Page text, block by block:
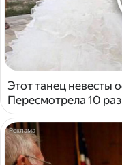
Этот танец невесты
Пересмотрела 10 раз